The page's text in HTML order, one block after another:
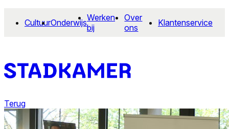
CultuurOnderwijsWerken
bij
Over
ons
Klantenservice
Terug